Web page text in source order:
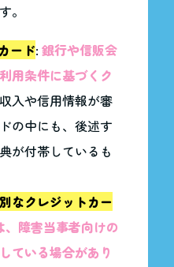
。
ード:銀行や信販会
用条件に基づくク
収入や信用情報が審
の中にも、後述す
が付帯しているも
なクレジットカー
障害当事者向けの
ている場合があり